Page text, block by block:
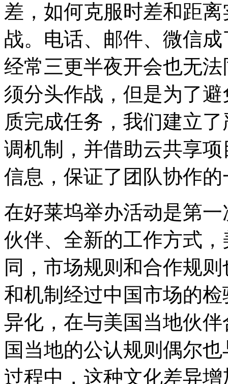
差，如何克服时差和距
战。电话、邮件、微信
经常三更半夜开会也无
须分头作战，但是为了
质完成任务，我们建立
调机制，并借助云共享
信息，保证了团队协作
在好莱坞举办活动是第
伙伴、全新的工作方式
同，市场规则和合作规
和机制经过中国市场的
异化，在与美国当地伙
国当地的公认规则偶尔
过程中，这种文化差异